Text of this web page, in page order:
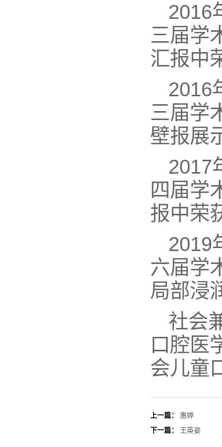
2016
三届学
汇报中
2016
三届学
壁报展
2017
四届学
报中荣
2019
六届学
局部浸
社会
口腔医
会儿童
上一篇：
惠婷
下一篇：
王英姿